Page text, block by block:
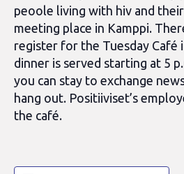
peoole living with hiv and
meeting place in Kamppi.
register for the Tuesday Café
dinner is served starting at 5
you can stay to exchange
hang out. Positiiviset’s
the café.